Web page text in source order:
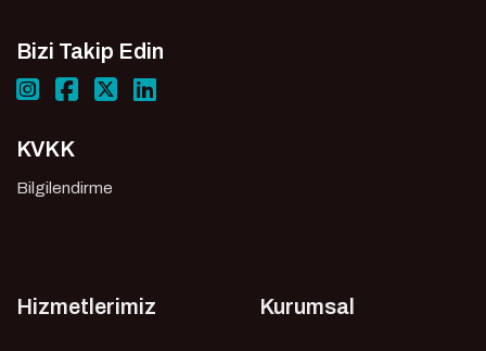
Bizi Takip Edin
KVKK
Bilgilendirme
Hizmetlerimiz Kurumsal